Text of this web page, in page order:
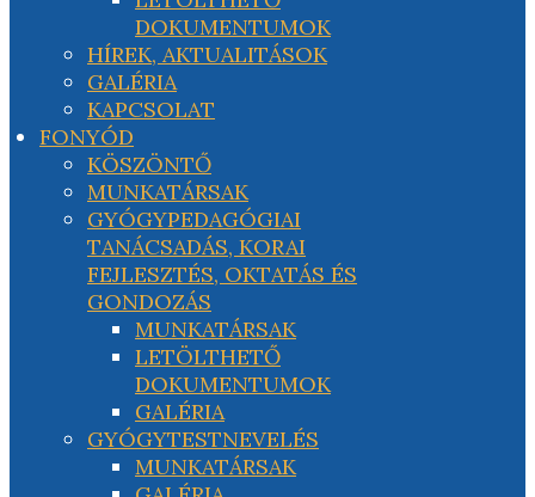
DOKUMENTUMOK
HÍREK, AKTUALITÁSOK
GALÉRIA
KAPCSOLAT
FONYÓD
KÖSZÖNTŐ
MUNKATÁRSAK
GYÓGYPEDAGÓGIAI
TANÁCSADÁS, KORAI
FEJLESZTÉS, OKTATÁS ÉS
GONDOZÁS
MUNKATÁRSAK
LETÖLTHETŐ
DOKUMENTUMOK
GALÉRIA
GYÓGYTESTNEVELÉS
MUNKATÁRSAK